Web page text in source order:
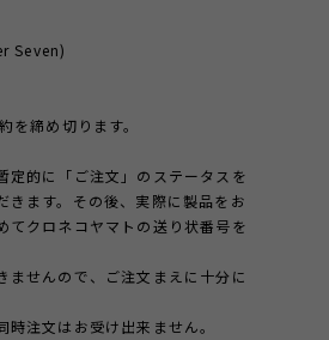
Seven)
を締め切ります。
定的に「ご注文」のステータスを
きます。その後、実際に製品をお
てクロネコヤマトの送り状番号を
ませんので、ご注文まえに十分に
注文はお受け出来ません。